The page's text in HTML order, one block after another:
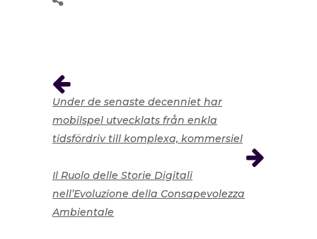
Under de senaste decenniet har
mobilspel utvecklats från enkla
tidsfördriv till komplexa, kommersiel
Il Ruolo delle Storie Digitali
nell’Evoluzione della Consapevolezza
Ambientale